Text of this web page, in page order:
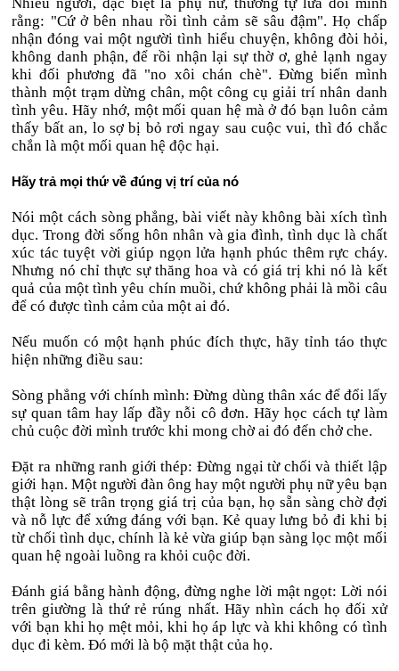
rằng: "Cứ ở bên nhau rồi tình cảm sẽ sâu đậm". Họ chấp
nhận đóng vai một người tình hiểu chuyện, không đòi hỏi,
không danh phận, để rồi nhận lại sự thờ ơ, ghẻ lạnh ngay
khi đối phương đã "no xôi chán chè". Đừng biến mình
thành một trạm dừng chân, một công cụ giải trí nhân danh
tình yêu. Hãy nhớ, một mối quan hệ mà ở đó bạn luôn cảm
thấy bất an, lo sợ bị bỏ rơi ngay sau cuộc vui, thì đó chắc
chắn là một mối quan hệ độc hại.
Hãy trả mọi thứ về đúng vị trí của nó
Nói một cách sòng phẳng, bài viết này không bài xích tình
dục. Trong đời sống hôn nhân và gia đình, tình dục là chất
xúc tác tuyệt vời giúp ngọn lửa hạnh phúc thêm rực cháy.
Nhưng nó chỉ thực sự thăng hoa và có giá trị khi nó là kết
quả của một tình yêu chín muồi, chứ không phải là mồi câu
để có được tình cảm của một ai đó.
Nếu muốn có một hạnh phúc đích thực, hãy tỉnh táo thực
hiện những điều sau:
Sòng phẳng với chính mình: Đừng dùng thân xác để đổi lấy
sự quan tâm hay lấp đầy nỗi cô đơn. Hãy học cách tự làm
chủ cuộc đời mình trước khi mong chờ ai đó đến chở che.
Đặt ra những ranh giới thép: Đừng ngại từ chối và thiết lập
giới hạn. Một người đàn ông hay một người phụ nữ yêu bạn
thật lòng sẽ trân trọng giá trị của bạn, họ sẵn sàng chờ đợi
và nỗ lực để xứng đáng với bạn. Kẻ quay lưng bỏ đi khi bị
từ chối tình dục, chính là kẻ vừa giúp bạn sàng lọc một mối
quan hệ ngoài luồng ra khỏi cuộc đời.
Đánh giá bằng hành động, đừng nghe lời mật ngọt: Lời nói
trên giường là thứ rẻ rúng nhất. Hãy nhìn cách họ đối xử
với bạn khi họ mệt mỏi, khi họ áp lực và khi không có tình
dục đi kèm. Đó mới là bộ mặt thật của họ.